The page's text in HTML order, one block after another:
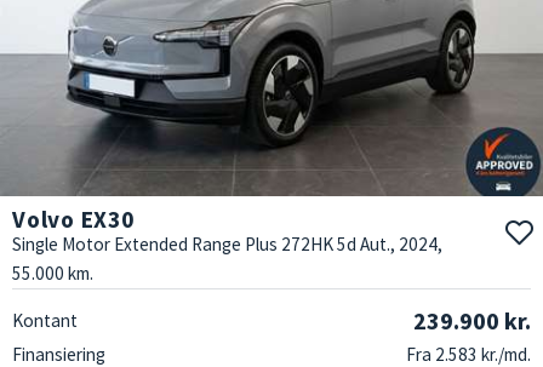
Volvo EX30
Single Motor Extended Range Plus 272HK 5d Aut., 2024,
55.000 km.
Kontant 239.900 kr.
Finansiering
Fra 2.583 kr./md.